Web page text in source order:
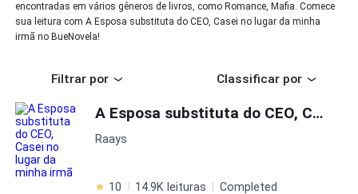
encontradas em vários gêneros de livros, como Romance, Mafia. Comece
sua leitura com A Esposa substituta do CEO, Casei no lugar da minha
irmã no BueNovela!
Filtrar por Classificar por
A Esposa substituta do CEO, Casei no lugar da minha irmã
Raays
10 14.9K leituras Completed